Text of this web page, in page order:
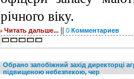
річного віку.
Читать дальше... 0 Комментариев
Обрано запобіжний захід директорці
підвищеною небезпекою, чер